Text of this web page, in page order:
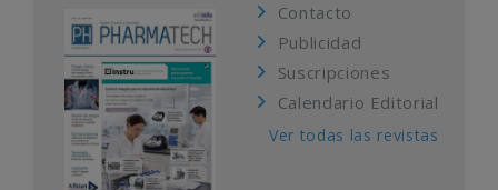
Contacto
Publicidad
Suscripciones
Calendario Editorial
Ver todas las revistas